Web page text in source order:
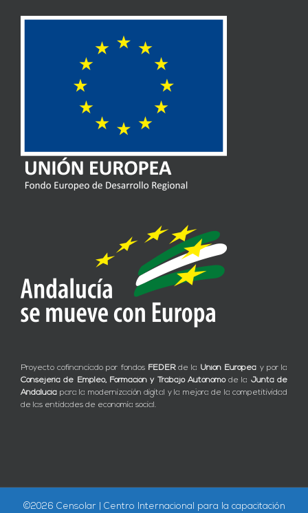
Proyecto cofinanciado por fondos FEDERde la Unión Europea y por la
Consejería de Empleo, Formación y Trabajo Autónomode la Junta de
Andalucía para la modernización digital y la mejora de la competitividad
de las entidades de economía social.
©2026 Censolar | Centro Internacional para la capacitación